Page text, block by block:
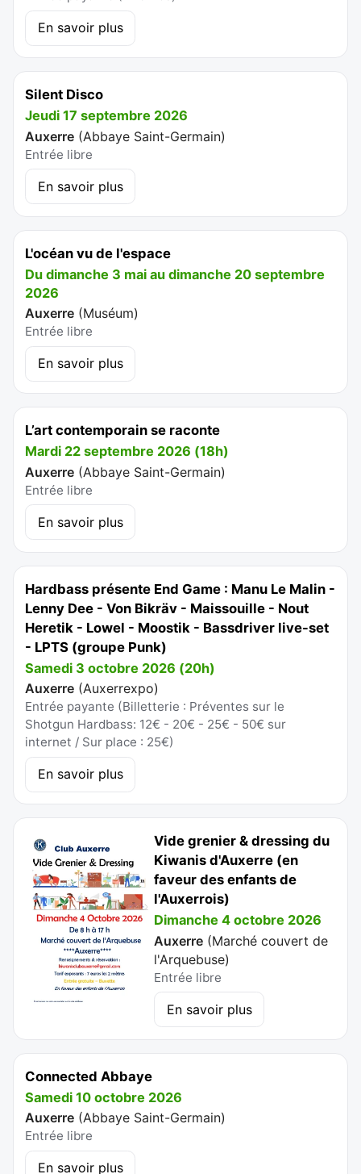
En savoir plus
Silent Disco
Jeudi 17 septembre 2026
Auxerre (Abbaye Saint-Germain)
Entrée libre
En savoir plus
L'océan vu de l'espace
Du dimanche 3 mai au dimanche 20 septembre
2026
Auxerre (Muséum)
Entrée libre
En savoir plus
L’art contemporain se raconte
Mardi 22 septembre 2026 (18h)
Auxerre (Abbaye Saint-Germain)
Entrée libre
En savoir plus
Hardbass présente End Game : Manu Le Malin -
Lenny Dee - Von Bikräv - Maissouille - Nout
Heretik - Lowel - Moostik - Bassdriver live-set
- LPTS (groupe Punk)
Samedi 3 octobre 2026 (20h)
Auxerre (Auxerrexpo)
Entrée payante (Billetterie : Préventes sur le
Shotgun Hardbass: 12€ - 20€ - 25€ - 50€ sur
internet / Sur place : 25€)
En savoir plus
Vide grenier & dressing du
Kiwanis d'Auxerre (en
faveur des enfants de
l'Auxerrois)
Dimanche 4 octobre 2026
Auxerre (Marché couvert de
l'Arquebuse)
Entrée libre
En savoir plus
Connected Abbaye
Samedi 10 octobre 2026
Auxerre (Abbaye Saint-Germain)
Entrée libre
En savoir plus